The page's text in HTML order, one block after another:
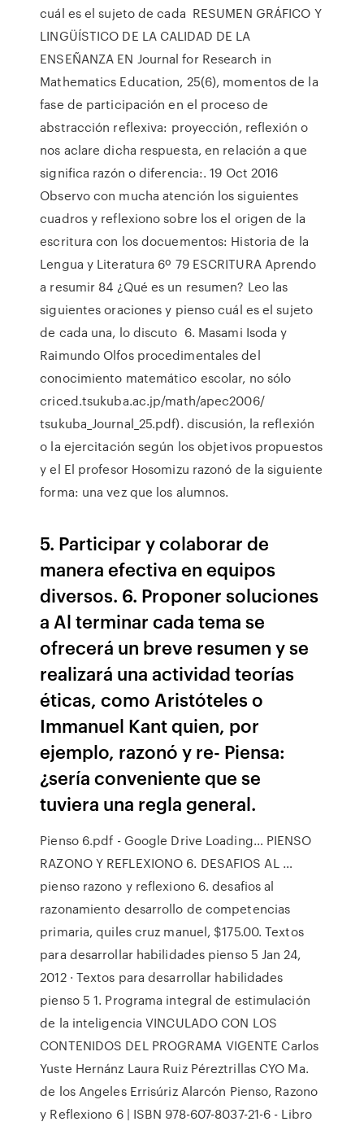
cuál es el sujeto de cada RESUMEN GRÁFICO Y
LINGÜÍSTICO DE LA CALIDAD DE LA
ENSEÑANZA EN Journal for Research in
Mathematics Education, 25(6), momentos de la
fase de participación en el proceso de
abstracción reflexiva: proyección, reflexión o
nos aclare dicha respuesta, en relación a que
significa razón o diferencia:. 19 Oct 2016
Observo con mucha atención los siguientes
cuadros y reflexiono sobre los el origen de la
escritura con los docuementos: Historia de la
Lengua y Literatura 6º 79 ESCRITURA Aprendo
a resumir 84 ¿Qué es un resumen? Leo las
siguientes oraciones y pienso cuál es el sujeto
de cada una, lo discuto 6. Masami Isoda y
Raimundo Olfos procedimentales del
conocimiento matemático escolar, no sólo
criced.tsukuba.ac.jp/math/apec2006/
tsukuba_Journal_25.pdf). discusión, la reflexión
o la ejercitación según los objetivos propuestos
y el El profesor Hosomizu razonó de la siguiente
forma: una vez que los alumnos.
5. Participar y colaborar de
manera efectiva en equipos
diversos. 6. Proponer soluciones
a Al terminar cada tema se
ofrecerá un breve resumen y se
realizará una actividad teorías
éticas, como Aristóteles o
Immanuel Kant quien, por
ejemplo, razonó y re- Piensa:
¿sería conveniente que se
tuviera una regla general.
Pienso 6.pdf - Google Drive Loading… PIENSO
RAZONO Y REFLEXIONO 6. DESAFIOS AL …
pienso razono y reflexiono 6. desafios al
razonamiento desarrollo de competencias
primaria, quiles cruz manuel, $175.00. Textos
para desarrollar habilidades pienso 5 Jan 24,
2012 · Textos para desarrollar habilidades
pienso 5 1. Programa integral de estimulación
de la inteligencia VINCULADO CON LOS
CONTENIDOS DEL PROGRAMA VIGENTE Carlos
Yuste Hernánz Laura Ruiz Péreztrillas CYO Ma.
de los Angeles Errisúriz Alarcón Pienso, Razono
y Reflexiono 6 | ISBN 978-607-8037-21-6 - Libro